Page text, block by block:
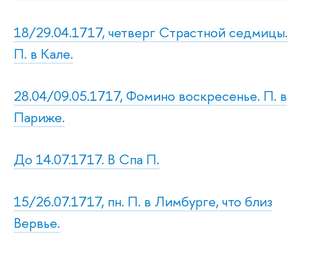
18/29.04.1717, четверг Страстной седмицы.
П. в Кале.
28.04/09.05.1717, Фомино воскресенье. П. в
Париже.
До 14.07.1717. В Спа П.
15/26.07.1717, пн. П. в Лимбурге, что близ
Вервье.